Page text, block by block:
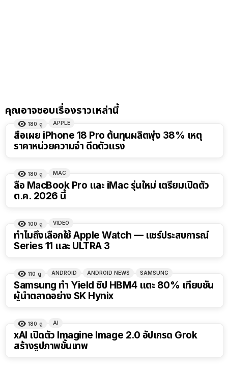
คุณอาจชอบเรื่องราวเหล่านี้
180 ดู APPLE
สื่อเผย iPhone 18 Pro ต้นทุนผลิตพุ่ง 38% เหตุ
ราคาหน่วยความจำ ดีดตัวแรง
180 ดู MAC
ลือ MacBook Pro และ iMac รุ่นใหม่ เตรียมเปิดตัว
ต.ค. 2026 นี้
15:01
100 ดู VIDEO
ทำไมถึงเลือกใช้ Apple Watch — แชร์ประสบการณ์
Series 11 และ ULTRA 3
110 ดู ANDROID ANDROID NEWS SAMSUNG
Samsung ทำ Yield ชิป HBM4 แตะ 80% เทียบชั้น
ผู้นำตลาดอย่าง SK Hynix
180 ดู AI
xAI เปิดตัว Imagine Image 2.0 อัปเกรด Grok
สร้างรูปภาพขั้นเทพ